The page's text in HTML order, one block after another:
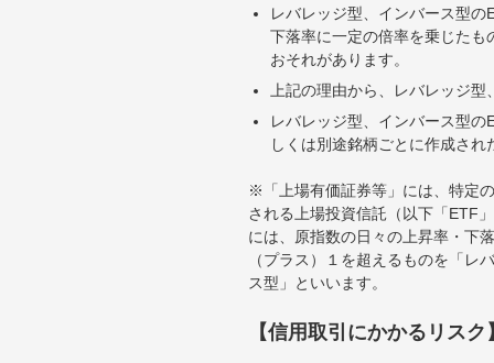
レバレッジ型、インバース型
下落率に一定の倍率を乗じた
おそれがあります。
上記の理由から、レバレッジ
レバレッジ型、インバース型
しくは別途銘柄ごとに作成さ
※「上場有価証券等」には、特定
される上場投資信託（以下「ETF
には、原指数の日々の上昇率・下
（プラス）１を超えるものを「
ス型」といいます。
【信用取引にかかるリスク